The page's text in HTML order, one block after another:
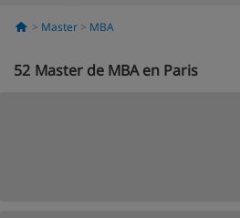
Master MBA
52 Master de MBA en Paris